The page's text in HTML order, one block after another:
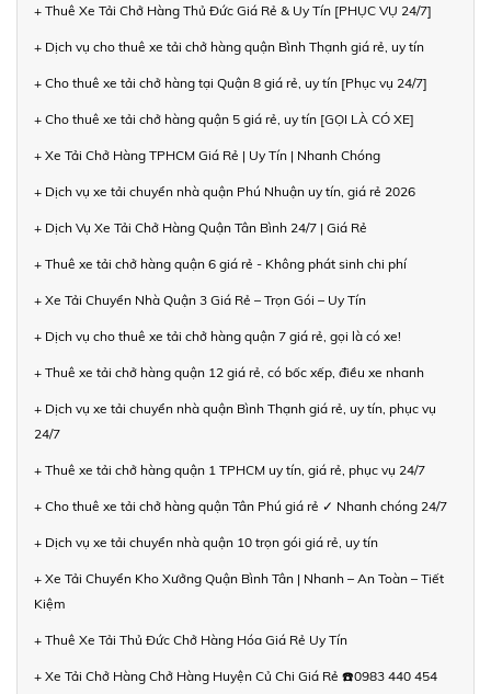
+ Thuê Xe Tải Chở Hàng Thủ Đức Giá Rẻ & Uy Tín [PHỤC VỤ 24/7]
+ Dịch vụ cho thuê xe tải chở hàng quận Bình Thạnh giá rẻ, uy tín
+ Cho thuê xe tải chở hàng tại Quận 8 giá rẻ, uy tín [Phục vụ 24/7]
+ Cho thuê xe tải chở hàng quận 5 giá rẻ, uy tín [GỌI LÀ CÓ XE]
+ Xe Tải Chở Hàng TPHCM Giá Rẻ | Uy Tín | Nhanh Chóng
+ Dịch vụ xe tải chuyển nhà quận Phú Nhuận uy tín, giá rẻ 2026
+ Dịch Vụ Xe Tải Chở Hàng Quận Tân Bình 24/7 | Giá Rẻ
+ Thuê xe tải chở hàng quận 6 giá rẻ - Không phát sinh chi phí
+ Xe Tải Chuyển Nhà Quận 3 Giá Rẻ – Trọn Gói – Uy Tín
+ Dịch vụ cho thuê xe tải chở hàng quận 7 giá rẻ, gọi là có xe!
+ Thuê xe tải chở hàng quận 12 giá rẻ, có bốc xếp, điều xe nhanh
+ Dịch vụ xe tải chuyển nhà quận Bình Thạnh giá rẻ, uy tín, phục vụ
24/7
+ Thuê xe tải chở hàng quận 1 TPHCM uy tín, giá rẻ, phục vụ 24/7
+ Cho thuê xe tải chở hàng quận Tân Phú giá rẻ ✓ Nhanh chóng 24/7
+ Dịch vụ xe tải chuyển nhà quận 10 trọn gói giá rẻ, uy tín
+ Xe Tải Chuyển Kho Xưởng Quận Bình Tân | Nhanh – An Toàn – Tiết
Kiệm
+ Thuê Xe Tải Thủ Đức Chở Hàng Hóa Giá Rẻ Uy Tín
+ Xe Tải Chở Hàng Chở Hàng Huyện Củ Chi Giá Rẻ ☎️0983 440 454